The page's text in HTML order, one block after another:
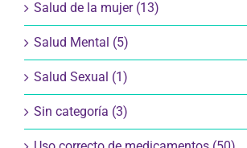
Salud de la mujer (13)
Salud Mental (5)
Salud Sexual (1)
Sin categoría (3)